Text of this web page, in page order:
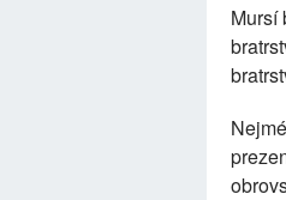
Mursí